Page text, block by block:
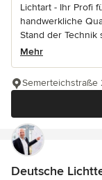
Lichtart - Ihr Profi
handwerkliche
Stand der Technik
Mehr
Semerteichstraße
Deutsche